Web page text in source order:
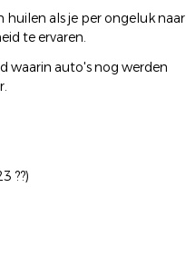
huilen als je per ongeluk naar
te ervaren.
waarin auto's nog werden
??)